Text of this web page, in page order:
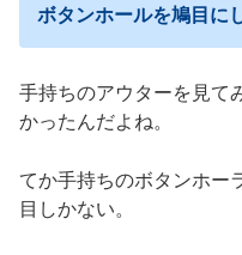
ボタンホールを鳩目に
手持ちのアウターを見て
かったんだよね。
てか手持ちのボタンホー
目しかない。